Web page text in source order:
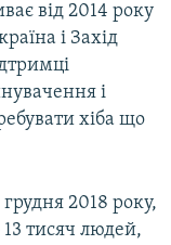
від 2014 року
і Захід
і
хіба що
2018 року,
13 тисяч людей,